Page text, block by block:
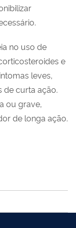
no uso de
e
leves,
curta ação.
ou grave,
de longa ação.
Facebook
por Twitter
porpor
para Copiar